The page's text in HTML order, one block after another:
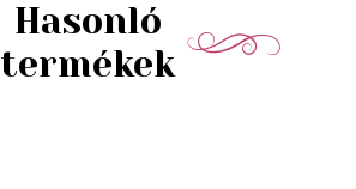
Hasonló
termékek